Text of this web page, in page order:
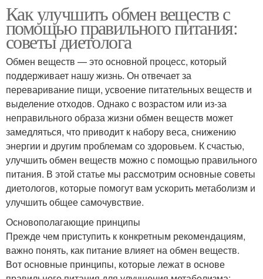
Как улучшить обмен веществ с
помощью правильного питания:
советы диетолога
Обмен веществ — это основной процесс, который
поддерживает нашу жизнь. Он отвечает за
переваривание пищи, усвоение питательных веществ и
выделение отходов. Однако с возрастом или из-за
неправильного образа жизни обмен веществ может
замедляться, что приводит к набору веса, снижению
энергии и другим проблемам со здоровьем. К счастью,
улучшить обмен веществ можно с помощью правильного
питания. В этой статье мы рассмотрим основные советы
диетологов, которые помогут вам ускорить метаболизм и
улучшить общее самочувствие.
Основополагающие принципы
Прежде чем приступить к конкретным рекомендациям,
важно понять, как питание влияет на обмен веществ.
Вот основные принципы, которые лежат в основе